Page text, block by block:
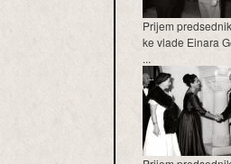
Prijem
ke vlade Einara
...